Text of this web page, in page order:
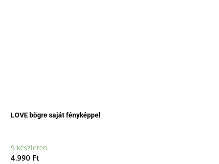
LOVE bögre saját fényképpel
9 készleten
4.990 Ft